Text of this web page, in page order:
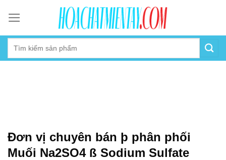
content
Đơn vị chuyên bán þ phân phối
Muối Na2SO4 ß Sodium Sulfate